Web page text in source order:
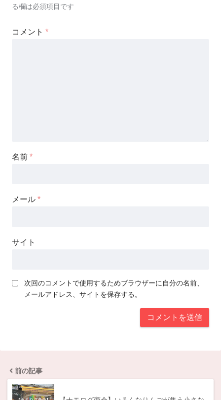
る欄は必須項目です
コメント *
名前 *
メール *
サイト
次回のコメントで使用するためブラウザーに自分の名前、
メールアドレス、サイトを保存する。
前の記事